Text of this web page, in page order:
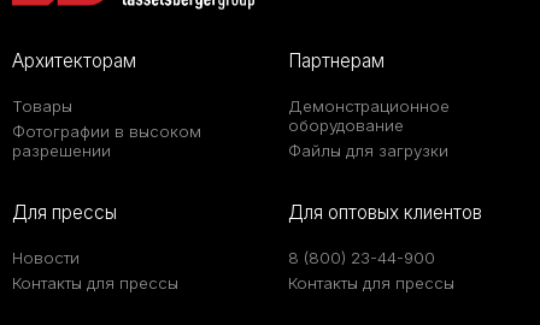
Архитекторам
Товары
Фотографии в высоком
разрешении
Партнерам
Демонстрационное
оборудование
Файлы для загрузки
Для прессы
Новости
Контакты для прессы
Для оптовых клиентов
8 (800) 23-44-900
Контакты для прессы